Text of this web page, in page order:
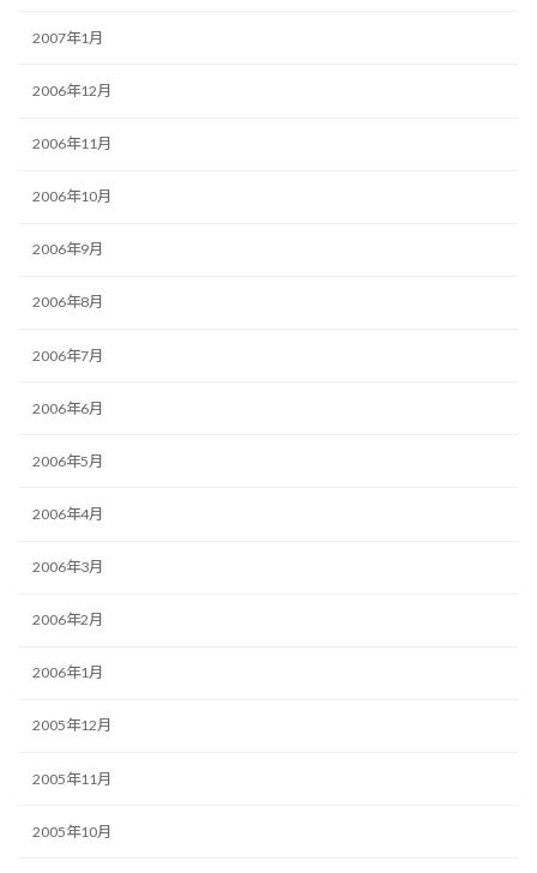
2007年1月
2006年12月
2006年11月
2006年10月
2006年9月
2006年8月
2006年7月
2006年6月
2006年5月
2006年4月
2006年3月
2006年2月
2006年1月
2005年12月
2005年11月
2005年10月